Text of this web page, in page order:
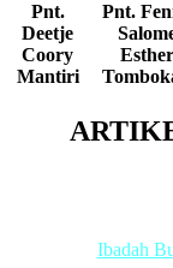
Pnt.
Deetje
Coory
Mantiri
Pnt.
Esther
Ibadah